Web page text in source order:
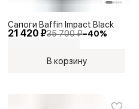
21 420 ₽35 700 ₽−40%
Сапоги Baffin Impact Black
В корзину